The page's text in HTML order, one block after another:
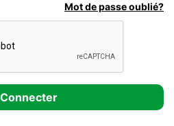
Mot de passe oublié?